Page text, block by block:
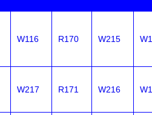
W116 R170 W215
W217 R171 W216